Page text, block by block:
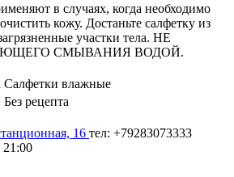
в случаях, когда необходимо
кожу. Достаньте салфетку из
участки тела. НЕ
СМЫВАНИЯ ВОДОЙ.
Салфетки влажные
Без рецепта
16 тел: +79283073333